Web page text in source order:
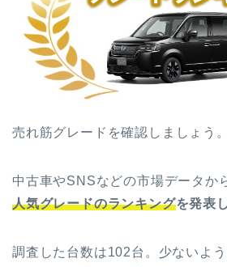
売れ筋グレードを確認しましょう。
中古車やSNSなどの市場データか
人気グレードのランキングを発表
調査した台数は102台。少ないよ